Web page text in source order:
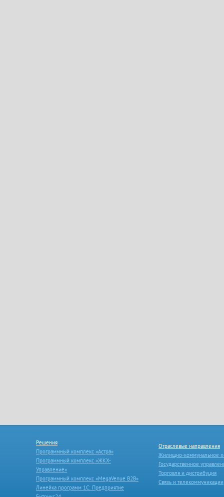
Решения
Программный комплекс «Астра»
Программный комплекс «ЖКХ-
Управление»
Программный комплекс «MegaVenue B2B»
Линейка программ 1С: Предприятие
Отраслевые направления
Жилищно-коммунальное
Государственное
Торговля и дистрибуция
Связь и телекоммуникации